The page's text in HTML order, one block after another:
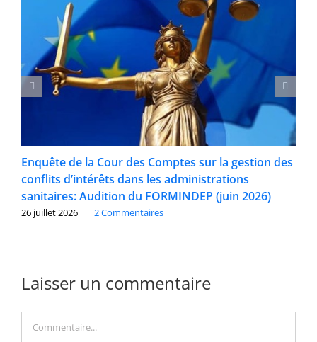
Enquête de la Cour des Comptes sur la gestion des
conflits d’intérêts dans les administrations
sanitaires: Audition du FORMINDEP (juin 2026)
26 juillet 2026 | 2 Commentaires
Laisser un commentaire